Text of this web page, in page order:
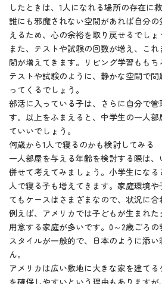
したときは、1人になれる場所の存在に
誰にも邪魔されない空間があれば自分
えるため、心の余裕を取り戻せるでしょ
また、テストや試験の回数が増え、こ
間が増えてきます。リビング学習もも
テストや試験のように、静かな空間で
ってくるでしょう。
部活に入っている子は、さらに自分で管
す。以上をふまえると、中学生の一人部
ていいでしょう。
何歳から1人で寝るのかも検討してみる
一人部屋を与える年齢を検討する際は、
併せて考えてみましょう。小学生になる
人で寝る子も増えてきます。家庭環境
てもケースはさまざまなので、状況に合
例えば、アメリカでは子どもが生まれ
用意する家庭が多いです。0～2歳ごろ
スタイルが一般的で、日本のように添
ん。
アメリカは広い敷地に大きな家を建て
を確保しやすいという理由もあります